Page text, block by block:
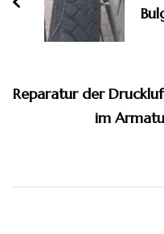
Reparatur der
im